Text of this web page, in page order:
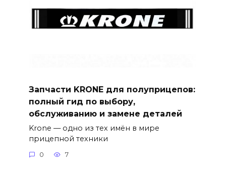
Запчасти KRONE для полуприцепов:
полный гид по выбору,
обслуживанию и замене деталей
Krone — одно из тех имён в мире
прицепной техники
0 7